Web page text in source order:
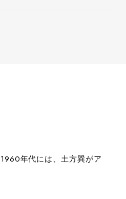
年代には、土方巽がア